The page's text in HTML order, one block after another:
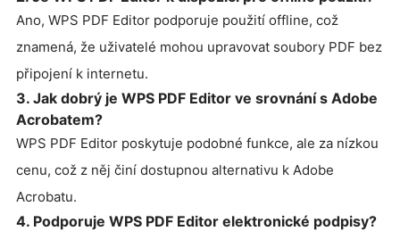
Ano, WPS PDF Editor podporuje použití offline, což
znamená, že uživatelé mohou upravovat soubory PDF bez
připojení k internetu.
3. Jak dobrý je WPS PDF Editor ve srovnání s Adobe
Acrobatem?
WPS PDF Editor poskytuje podobné funkce, ale za nízkou
cenu, což z něj činí dostupnou alternativu k Adobe
Acrobatu.
4. Podporuje WPS PDF Editor elektronické podpisy?